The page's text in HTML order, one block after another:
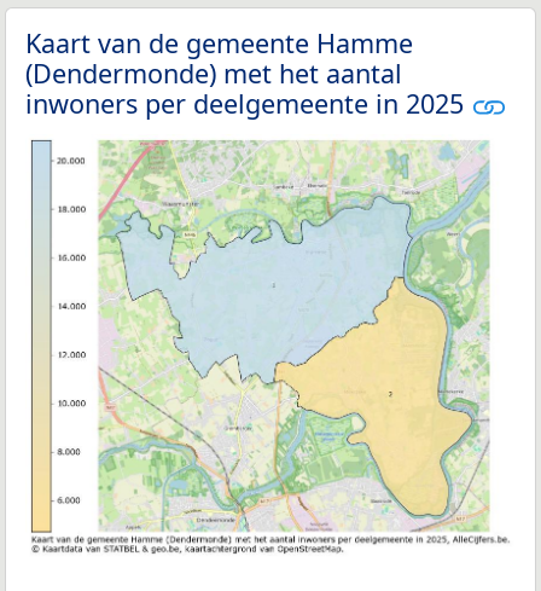
Kaart van de gemeente Hamme
(Dendermonde) met het aantal
inwoners per deelgemeente in 2025